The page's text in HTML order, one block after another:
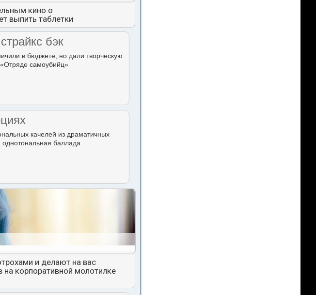
кино о
выпить таблетки
бэк
в бюджете, но дали творческую
самоубийц»
качелей из драматичных
баллада
и делают на вас
корпоративной молотилке